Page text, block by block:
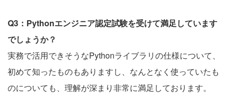
Q3：Pythonエンジニア認定試験を受けて満足しています
でしょうか？
実務で活用できそうなPythonライブラリの仕様について、
初めて知ったものもありますし、なんとなく使っていたも
のについても、理解が深まり非常に満足しております。